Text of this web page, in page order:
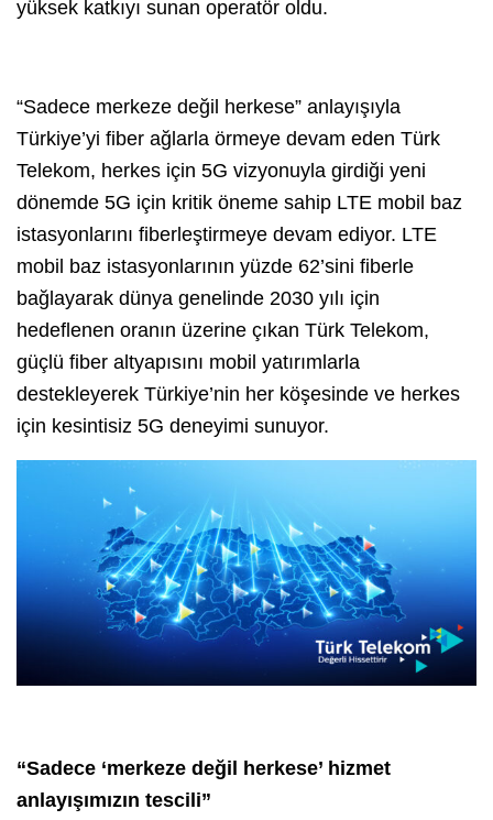
yüksek katkıyı sunan operatör oldu.
“Sadece merkeze değil herkese” anlayışıyla
Türkiye’yi fiber ağlarla örmeye devam eden Türk
Telekom, herkes için 5G vizyonuyla girdiği yeni
dönemde 5G için kritik öneme sahip LTE mobil baz
istasyonlarını fiberleştirmeye devam ediyor. LTE
mobil baz istasyonlarının yüzde 62’sini fiberle
bağlayarak dünya genelinde 2030 yılı için
hedeflenen oranın üzerine çıkan Türk Telekom,
güçlü fiber altyapısını mobil yatırımlarla
destekleyerek Türkiye’nin her köşesinde ve herkes
için kesintisiz 5G deneyimi sunuyor.
“Sadece ‘merkeze değil herkese’ hizmet
anlayışımızın tescili”